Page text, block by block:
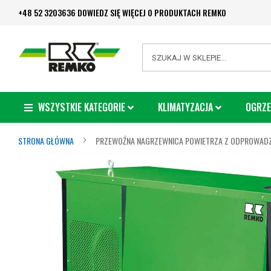
Przejdź
treści
+48 52 3203636 DOWIEDZ SIĘ WIĘCEJ O PRODUKTACH REMKO
WSZYSTKIE KATEGORIE KLIMATYZACJA
STRONA GŁÓWNA PRZEWOŹNA NAGRZEWNICA POWIETRZA Z